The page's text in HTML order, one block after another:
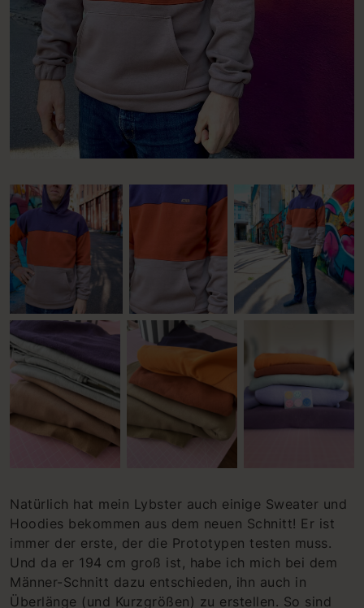
Natürlich hat mein Lybster auch einige Sweater und
Hoodies bekommen aus dem neuen Schnitt! Er ist
immer der erste, der die Prototypen testen muss.
Und da er 194 cm groß ist, habe ich mich bei dem
Männer-Schnitt dazu entschieden, ihn auch in
Überlänge (und Kurzgrößen) zu erstellen. So sind